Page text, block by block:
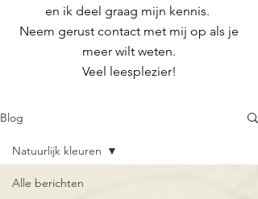
en ik deel graag mijn kennis.
Neem gerust contact met mij op als je
meer wilt weten.
Veel leesplezier!
Blog
Alle berichten
Natuurlijk kleuren